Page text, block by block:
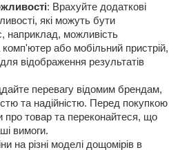
: Врахуйте додаткові
які можуть бути
наприклад, можливість
комп'ютер або мобільний пристрій,
відображення результатів
перевагу відомим брендам,
та надійністю. Перед покупкою
про товар та переконайтеся, що
вимоги.
на різні моделі дощомірів в